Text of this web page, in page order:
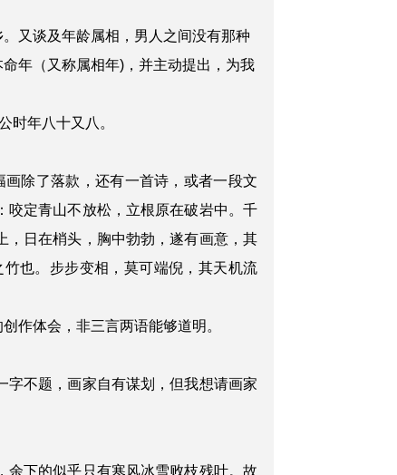
又谈及年龄属相，男人之间没有那种
年（又称属相年)，并主动提出，为我
时年八十又八。
除了落款，还有一首诗，或者一段文
咬定青山不放松，立根原在破岩中。千
，日在梢头，胸中勃勃，遂有画意，其
也。步步变相，莫可端倪，其天机流
作体会，非三言两语能够道明。
不题，画家自有谋划，但我想请画家
余下的似乎只有寒风冰雪败枝残叶。故